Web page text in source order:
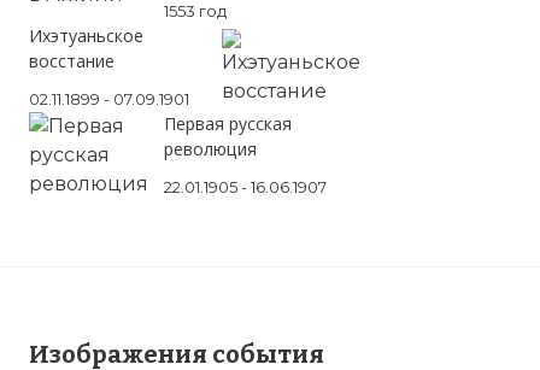
1553 год
Ихэтуаньское
восстание
02.11.1899 - 07.09.1901
Первая русская
революция
22.01.1905 - 16.06.1907
Изображения события